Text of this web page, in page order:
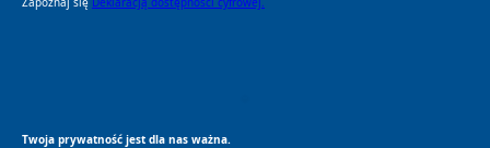
Twoja prywatność jest dla nas ważna.